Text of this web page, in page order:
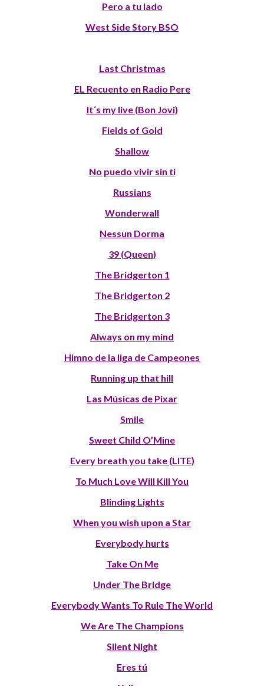
Pero a tu lado
West Side Story BSO
Last Christmas
EL Recuento en Radio Pere
It´s my live (Bon Jovi)
Fields of Gold
Shallow
No puedo vivir sin ti
Russians
Wonderwall
Nessun Dorma
39 (Queen)
The Bridgerton 1
The Bridgerton 2
The Bridgerton 3
Always on my mind
Himno de la liga de Campeones
Running up that hill
Las Músicas de Pixar
Smile
Sweet Child O’Mine
Every breath you take (LITE)
To Much Love Will Kill You
Blinding Lights
When you wish upon a Star
Everybody hurts
Take On Me
Under The Bridge
Everybody Wants To Rule The World
We Are The Champions
Silent Night
Eres tú